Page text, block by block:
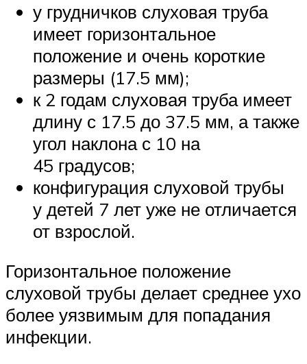
у грудничков слуховая труба
имеет горизонтальное
положение и очень короткие
размеры (17.5 мм);
к 2 годам слуховая труба имеет
длину с 17.5 до 37.5 мм, а также
угол наклона с 10 на
45 градусов;
конфигурация слуховой трубы
у детей 7 лет уже не отличается
от взрослой.
Горизонтальное положение
слуховой трубы делает среднее ухо
более уязвимым для попадания
инфекции.